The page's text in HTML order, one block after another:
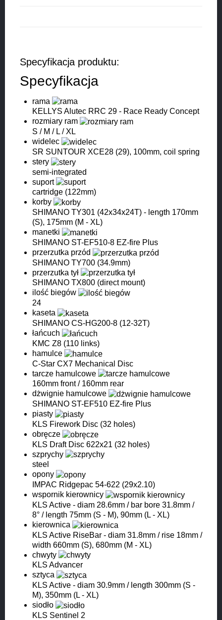
Specyfikacja produktu:
Specyfikacja
rama
KELLYS Alutec RRC 29 - Race Ready Concept
rozmiary ram
S / M / L / XL
widelec
SR SUNTOUR XCE28 (29), 100mm, coil spring
stery
semi-integrated
suport
cartridge (122mm)
korby
SHIMANO TY301 (42x34x24T) - length 170mm
(S), 175mm (M - XL)
manetki
SHIMANO ST-EF510-8 EZ-fire Plus
przerzutka przód
SHIMANO TY700 (34.9mm)
przerzutka tył
SHIMANO TX800 (direct mount)
ilość biegów
24
kaseta
SHIMANO CS-HG200-8 (12-32T)
łańcuch
KMC Z8 (110 links)
hamulce
C-Star CX7 Mechanical Disc
tarcze hamulcowe
160mm front / 160mm rear
dżwignie hamulcowe
SHIMANO ST-EF510 EZ-fire Plus
piasty
KLS Firework Disc (32 holes)
obręcze
KLS Draft Disc 622x21 (32 holes)
szprychy
steel
opony
IMPAC Ridgepac 54-622 (29x2.10)
wspornik kierownicy
KLS Active - diam 28.6mm / bar bore 31.8mm /
8° / length 75mm (S - M), 90mm (L - XL)
kierownica
KLS Active RiseBar - diam 31.8mm / rise 18mm /
width 660mm (S), 680mm (M - XL)
chwyty
KLS Advancer
sztyca
KLS Active - diam 30.9mm / length 300mm (S -
M), 350mm (L - XL)
siodło
KLS Sentinel 2